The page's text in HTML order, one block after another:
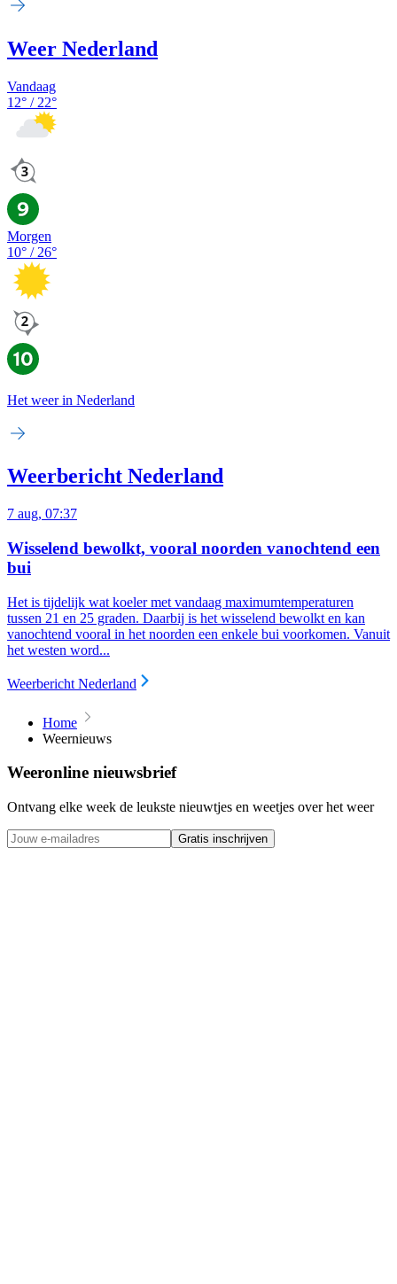
Weer Nederland
Vandaag
12° / 22°
Morgen
10° / 26°
Het weer in Nederland
Weerbericht Nederland
7 aug, 07:37
Wisselend bewolkt, vooral noorden vanochtend een
bui
Het is tijdelijk wat koeler met vandaag maximumtemperaturen
tussen 21 en 25 graden. Daarbij is het wisselend bewolkt en kan
vanochtend vooral in het noorden een enkele bui voorkomen. Vanuit
het westen word...
Weerbericht Nederland
Home
Weernieuws
Weeronline nieuwsbrief
Ontvang elke week de leukste nieuwtjes en weetjes over het weer
Gratis inschrijven